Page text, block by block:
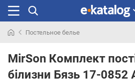
раньше
Постельное белье
MirSon Комплект
білизни Бязь 17-0852